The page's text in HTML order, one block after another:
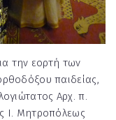
την εορτή των
παιδείας,
Αρχ. π.
Ι. Μητροπόλεως